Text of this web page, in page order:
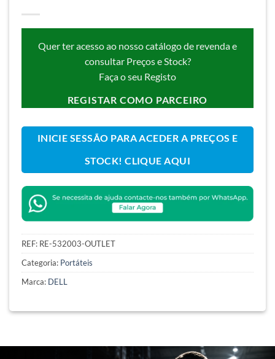
Quer ter acesso ao nosso catálogo de revenda e
consultar Preços e Stock?
Faça o seu Registo
REGISTAR COMO PARCEIRO
INICIE SESSÃO PARA ACEDER A PREÇOS E
STOCK! CLIQUE AQUI
REF: RE-532003-OUTLET
Categoria: Portáteis
Marca: DELL